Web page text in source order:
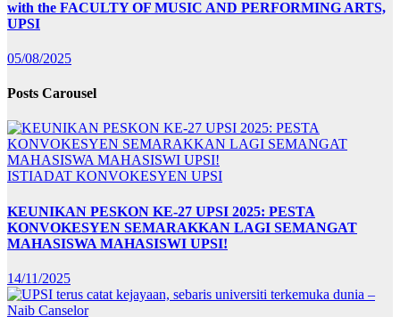
with the FACULTY OF MUSIC AND PERFORMING ARTS,
UPSI
05/08/2025
Posts Carousel
ISTIADAT KONVOKESYEN UPSI
KEUNIKAN PESKON KE-27 UPSI 2025: PESTA
KONVOKESYEN SEMARAKKAN LAGI SEMANGAT
MAHASISWA MAHASISWI UPSI!
14/11/2025